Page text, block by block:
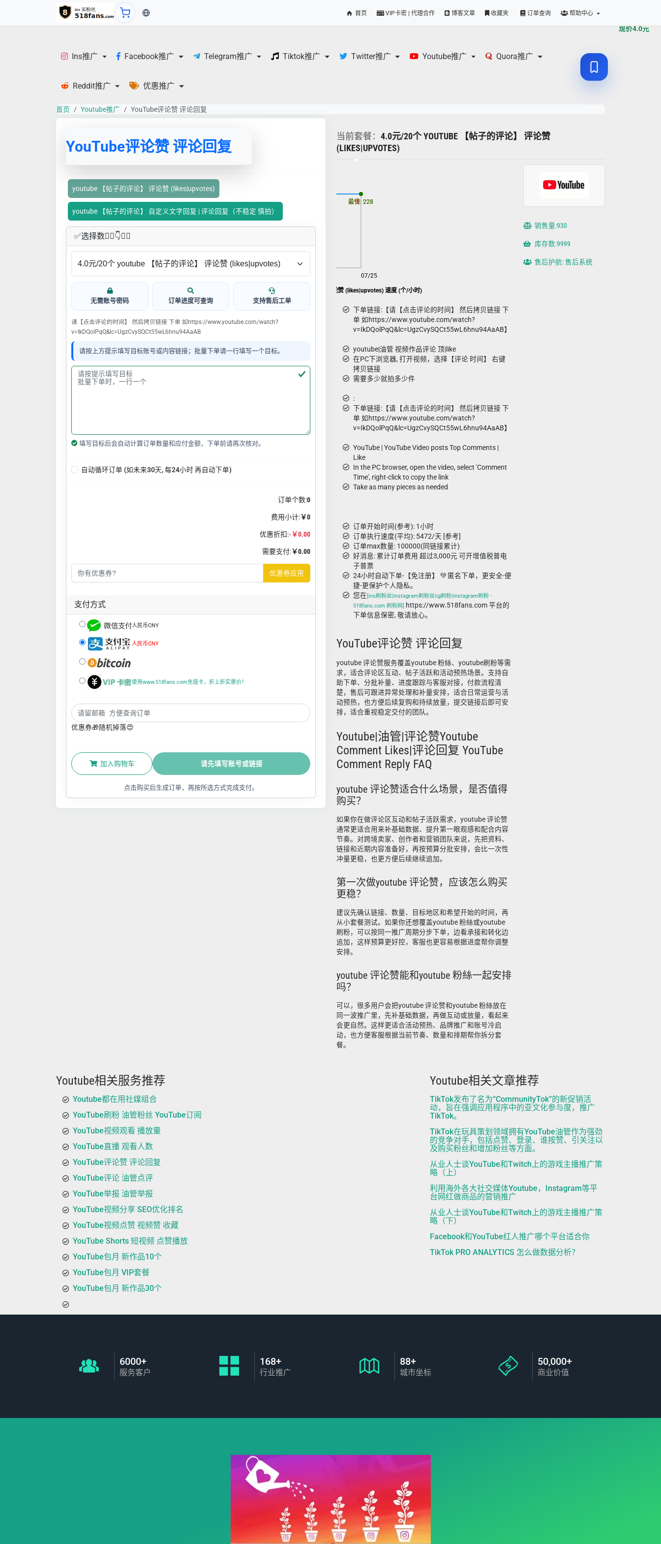
当前语言：中文 首页 VIP卡密 | 代理合作 博客文章 收藏夹 订单查询 帮助中心
Ins推广 Facebook推广 Telegram推广 Tiktok推广 Twitter推广 Youtube推广 Quora推广
Reddit推广 优惠推广
首页 Youtube推广 YouTube评论赞 评论回复
YouTube评论赞 评论回复
youtube 【帖子的评论】 评论赞 (likes|upvotes)
youtube 【帖子的评论】 自定义文字回复 | 评论回复（不稳定 慎拍）
✅​选择数👇🏻​​👇👇🏻​​
无需账号密码 订单进度可查询 支持售后工单
请【点击评论的时间】 然后拷贝链接 下单 如https://www.youtube.com/watch?
v=IkDQolPqQ&lc=UgzCvySQCt55wL6hnu94AaAB
请按上方提示填写目标账号或内容链接；批量下单请一行填写一个目标。
填写目标后会自动计算订单数量和应付金额，下单前请再次核对。
自动循环订单 (如未来30天, 每24小时 再自动下单)
订单个数:0
费用小计:￥0
优惠折扣:-￥0.00
需要支付:￥0.00
优惠券应用
支付方式
人民币CNY
人民币CNY
使用www.518fans.com充值卡，折上折实惠价！
优惠券🎁随机掉落😍
加入购物车 请先填写账号或链接
点击购买后生成订单，再按所选方式完成支付。
现价4.0元
当前套餐： 4.0元/20个 YOUTUBE 【帖子的评论】 评论赞
(LIKES|UPVOTES)
youtube 【帖子的评论】 评论赞 (likes|upvotes) 速度 (个/小时)
07/25
08/07
最慢: 228
最快: 228
下单链接:【请【点击评论的时间】 然后拷贝链接 下
单 如https://www.youtube.com/watch?
v=IkDQolPqQ&lc=UgzCvySQCt55wL6hnu94AaAB】
youtube|油管 视频作品评论 顶|like
在PC下浏览器, 打开视频，选择【评论 时间】 右键
拷贝链接
需要多少就拍多少件
:
下单链接:【请【点击评论的时间】 然后拷贝链接 下
单 如https://www.youtube.com/watch?
v=IkDQolPqQ&lc=UgzCvySQCt55wL6hnu94AaAB】
YouTube | YouTube Video posts Top Comments |
Like
In the PC browser, open the video, select 'Comment
Time', right-click to copy the link
Take as many pieces as needed
订单开始时间(参考): 1小时
订单执行速度(平均): 5472/天 [参考]
订单max数量: 100000(同链接累计)
好消息: 累计订单费用 超过3,000元 可开增值税普电
子普票
24小时自动下单-【免注册】 💚 匿名下单，更安全-便
捷-更保护个人隐私。
您在[ins刷粉丝|instagram刷粉丝|ig刷粉|instagram刷粉 -
518fans.com 刷粉网] https://www.518fans.com 平台的
下单信息保密, 敬请放心。
YouTube评论赞 评论回复
youtube 评论赞服务覆盖youtube 粉絲、youtube刷粉等需
求，适合评论区互动、帖子活跃和活动预热场景。支持自
助下单、分批补量、进度跟踪与客服对接，付款流程清
楚，售后可跟进异常处理和补量安排，适合日常运营与活
动预热，也方便后续复购和持续放量，提交链接后即可安
排，适合重视稳定交付的团队。
Youtube|油管|评论赞Youtube
Comment Likes|评论回复 YouTube
Comment Reply FAQ
youtube 评论赞适合什么场景，是否值得
购买？
如果你在做评论区互动和帖子活跃需求，youtube 评论赞
通常更适合用来补基础数据、提升第一眼观感和配合内容
节奏。对跨境卖家、创作者和营销团队来说，先把资料、
链接和近期内容准备好，再按预算分批安排，会比一次性
冲量更稳，也更方便后续继续追加。
第一次做youtube 评论赞，应该怎么购买
更稳？
建议先确认链接、数量、目标地区和希望开始的时间，再
从小套餐测试。如果你还想覆盖youtube 粉絲或youtube
刷粉，可以按同一推广周期分步下单，边看承接和转化边
追加，这样预算更好控，客服也更容易根据进度帮你调整
安排。
youtube 评论赞能和youtube 粉絲一起安排
吗？
可以，很多用户会把youtube 评论赞和youtube 粉絲放在
同一波推广里，先补基础数据，再做互动或放量，看起来
会更自然。这样更适合活动预热、品牌推广和账号冷启
动，也方便客服根据当前节奏、数量和排期帮你拆分套
餐。
销售量:930
库存数:9999
售后护航: 售后系统
Youtube相关服务推荐
Youtube都在用社媒组合
YouTube刷粉 油管粉丝 YouTube订阅
YouTube视频观看 播放量
YouTube直播 观看人数
YouTube评论赞 评论回复
YouTube评论 油管点评
YouTube举报 油管举报
YouTube视频分享 SEO优化排名
YouTube视频点赞 视频赞 收藏
YouTube Shorts 短视频 点赞播放
YouTube包月 新作品10个
YouTube包月 VIP套餐
YouTube包月 新作品30个
Youtube相关文章推荐
TikTok发布了名为“CommunityTok”的新促销活
动，旨在强调应用程序中的亚文化参与度，推广
TikTok。
TikTok在玩具策划领域拥有YouTube油管作为强劲
的竞争对手，包括点赞、登录、谁按赞、引关注以
及购买粉丝和增加粉丝等方面。
从业人士谈YouTube和Twitch上的游戏主播推广策
略（上）
利用海外各大社交媒体Youtube，Instagram等平
台网红做商品的营销推广
从业人士谈YouTube和Twitch上的游戏主播推广策
略（下）
Facebook和YouTube红人推广哪个平台适合你
TikTok PRO ANALYTICS 怎么做数据分析？
6000+
服务客户
168+
行业推广
88+
城市坐标
50,000+
商业价值